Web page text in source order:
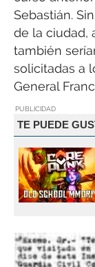
Sebastián.
de la ciudad,
también
solicitadas a
General
PUBLICIDAD
TE PUEDE